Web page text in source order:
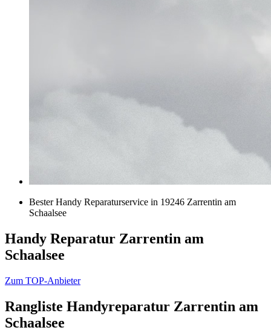
Bester Handy Reparaturservice in 19246 Zarrentin am
Schaalsee
Handy Reparatur Zarrentin am
Schaalsee
Zum TOP-Anbieter
Rangliste Handyreparatur Zarrentin am
Schaalsee